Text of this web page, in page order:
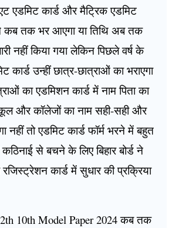
एडमिट कार्ड और मैट्रिक एडमिट
कब तक भर आएगा या तिथि अब तक
जारी नहीं किया गया लेकिन पिछले वर्ष के
कार्ड उन्हीं छात्र-छात्राओं का भराएगा
का एडमिशन कार्ड में नाम पिता का
और कॉलेजों का नाम सही-सही और
नहीं तो एडमिट कार्ड फॉर्म भरने में बहुत
कठिनाई से बचने के लिए बिहार बोर्ड ने
कार्ड में सुधार की प्रक्रिया
10th Model Paper 2024 कब तक